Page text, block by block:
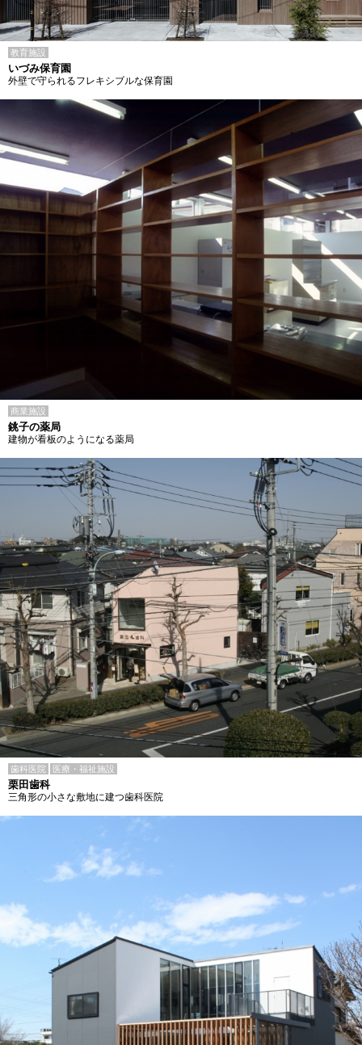
教育施設
いづみ保育園
外壁で守られるフレキシブルな保育園
商業施設
銚子の薬局
建物が看板のようになる薬局
歯科医院 医療・福祉施設
栗田歯科
三角形の小さな敷地に建つ歯科医院